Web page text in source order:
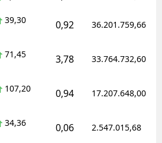
39,30 0,92 36.201.759,66
71,45 3,78 33.764.732,60
107,20 0,94 17.207.648,00
34,36 0,06 2.547.015,68